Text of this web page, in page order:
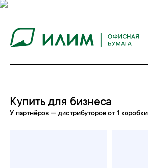
Купить для бизнеса
У партнёров — дистрибуторов от 1 коробки